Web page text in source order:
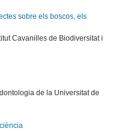
sobre els boscos, els
Cavanilles de Biodiversitat i
de la Universitat de